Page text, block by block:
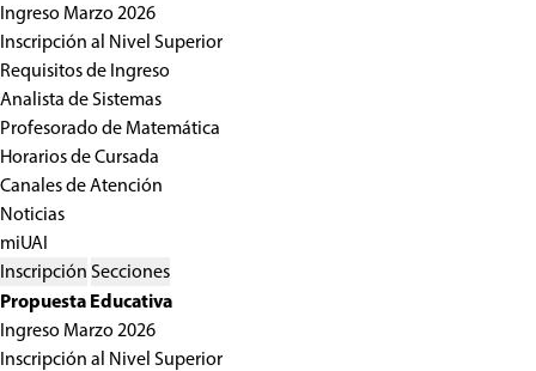
Ingreso Marzo 2026
Inscripción al Nivel Superior
Requisitos de Ingreso
Analista de Sistemas
Profesorado de Matemática
Horarios de Cursada
Canales de Atención
Noticias
miUAI
Inscripción Secciones
Propuesta Educativa
Ingreso Marzo 2026
Inscripción al Nivel Superior